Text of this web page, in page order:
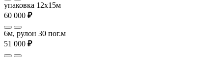
упаковка 12x15м
60 000 ₽
6м, рулон 30 пог.м
51 000 ₽